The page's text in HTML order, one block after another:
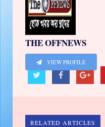
THE OFFNEWS
VIEW PROFILE
RELATED ARTICLES